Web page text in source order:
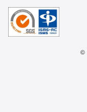
©